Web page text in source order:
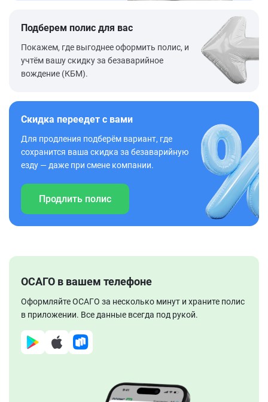
Подберем полис для вас
Покажем, где выгоднее оформить полис, и
учтём вашу скидку за безаварийное
вождение (КБМ).
Скидка переедет с вами
Для продления подберём вариант, где
сохранится ваша скидка за безаварийную
езду — даже при смене компании.
Продлить полис
ОСАГО в вашем телефоне
Оформляйте ОСАГО за несколько минут и храните полис
в приложении. Все данные всегда под рукой.